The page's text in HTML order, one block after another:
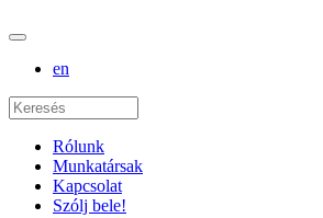
en
Rólunk
Munkatársak
Kapcsolat
Szólj bele!